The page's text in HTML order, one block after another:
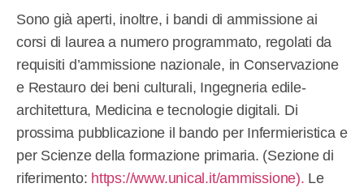
Sono già aperti, inoltre, i bandi di ammissione ai
corsi di laurea a numero programmato, regolati da
requisiti d’ammissione nazionale, in Conservazione
e Restauro dei beni culturali, Ingegneria edile-
architettura, Medicina e tecnologie digitali. Di
prossima pubblicazione il bando per Infermieristica e
per Scienze della formazione primaria. (Sezione di
riferimento: https://www.unical.it/ammissione). Le